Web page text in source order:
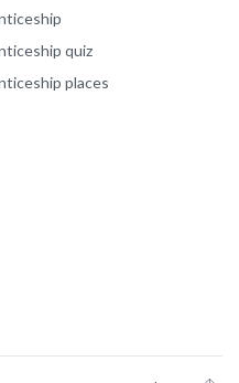
quiz
places